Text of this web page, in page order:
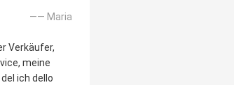
—— Maria
Verkäufer,
meine
ich dello